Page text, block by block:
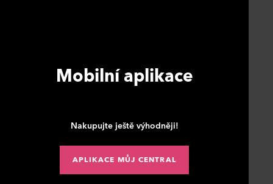
Mobilní aplikace
Nakupujte ještě výhodněji!
APLIKACE MŮJ CENTRAL